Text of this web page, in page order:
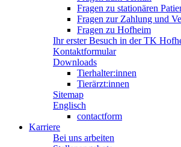
Fragen zu stationären
Fragen zur Zahlung und
Fragen zu Hofheim
Ihr erster Besuch in der TK
Kontaktformular
Downloads
Tierhalter:innen
Tierärzt:innen
Sitemap
Englisch
contactform
Karriere
Bei uns arbeiten